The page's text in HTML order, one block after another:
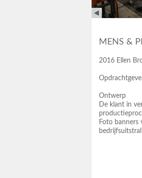
MENS &
2016 Ellen
Ontwerp
​De klant in
Foto banners